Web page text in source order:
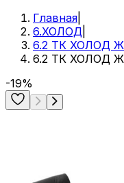
Главная
6.ХОЛОД
6.2 ТК ХОЛОД
6.2 ТК ХОЛОД
-19%